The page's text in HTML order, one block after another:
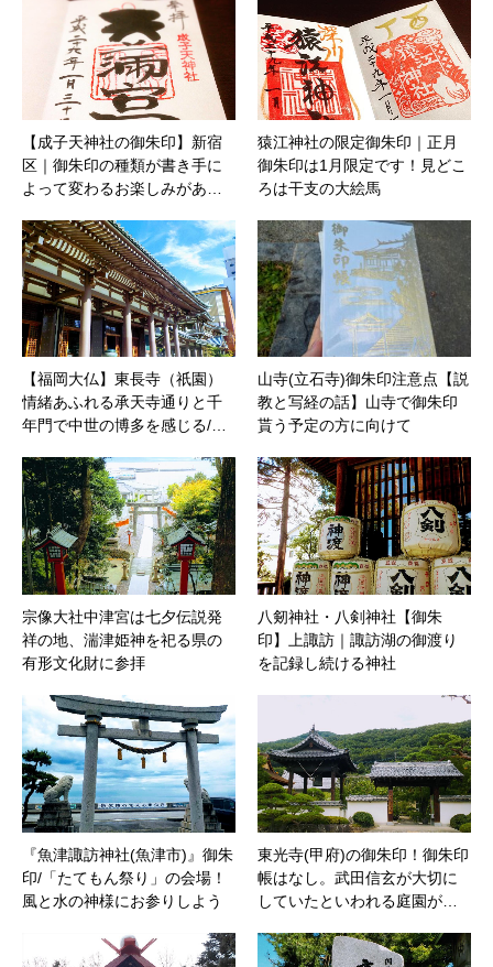
【成子天神社の御朱印】新宿
区｜御朱印の種類が書き手に
よって変わるお楽しみがあ…
猿江神社の限定御朱印｜正月
御朱印は1月限定です！見どこ
ろは干支の大絵馬
【福岡大仏】東長寺（祇園）
情緒あふれる承天寺通りと千
年門で中世の博多を感じる/…
山寺(立石寺)御朱印注意点【説
教と写経の話】山寺で御朱印
貰う予定の方に向けて
宗像大社中津宮は七夕伝説発
祥の地、湍津姫神を祀る県の
有形文化財に参拝
八剱神社・八剣神社【御朱
印】上諏訪｜諏訪湖の御渡り
を記録し続ける神社
『魚津諏訪神社(魚津市)』御朱
印/「たてもん祭り」の会場！
風と水の神様にお参りしよう
東光寺(甲府)の御朱印！御朱印
帳はなし。武田信玄が大切に
していたといわれる庭園が…